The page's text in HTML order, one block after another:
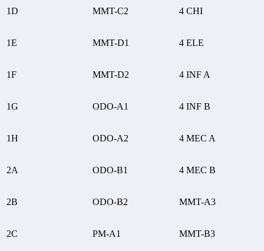
1D MMT-C2 4 CHI
1E MMT-D1 4 ELE
1F MMT-D2 4 INF A
1G ODO-A1 4 INF B
1H ODO-A2 4 MEC A
2A ODO-B1 4 MEC B
2B ODO-B2 MMT-A3
2C PM-A1 MMT-B3